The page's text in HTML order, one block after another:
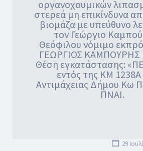
οργανοχουμικών
στερεά μη επικίνδυνα
βιομάζα με υπεύθυνο
τον Γεώργιο
Θεόφιλου νόμιμο
ΓΕΩΡΓΙΟΣ ΚΑΜΠΟΥΡΗΣ
Θέση εγκατάστασης:
εντός της ΚΜ 1238Α
Αντιμάχειας Δήμου Κω
ΠΝΑΙ.
29